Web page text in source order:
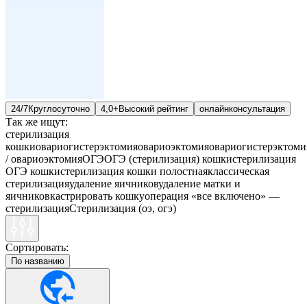
24/7Круглосуточно 4,0+ Высокий рейтинг онлайнконсультация
Так же ищут:
стерилизация
кошкиовариогистерэктомияовариоэктомия
/ овариоэктомияОГЭОГЭ (стерилизация) кошкистерилизация
ОГЭ кошкистерилизация кошки полостнаяклассическая
стерилизацияудаление яичниковудаление матки и
яичниковкастрировать кошкуоперация «все включено» —
стерилизацияСтерилизация (оэ, огэ)
Сортировать:
По названию